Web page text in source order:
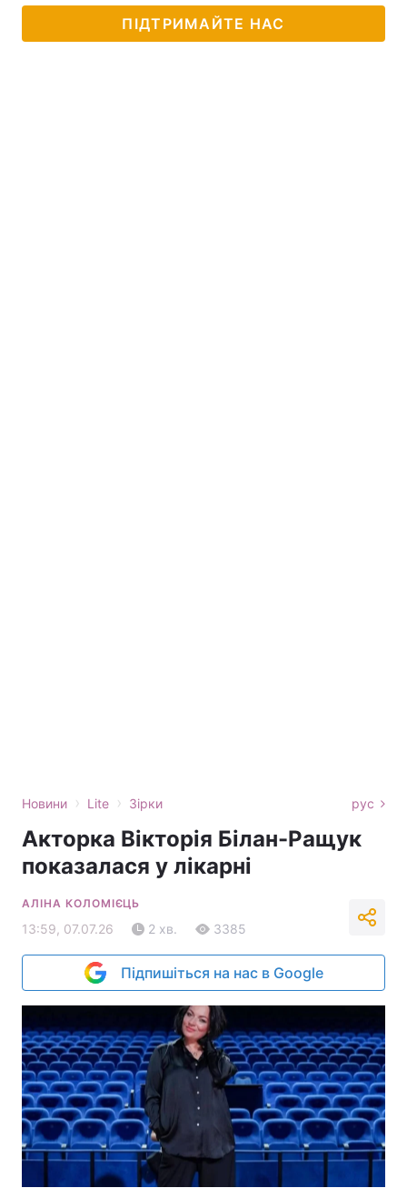
ПІДТРИМАЙТЕ НАС
Новини › Lite › Зірки рус
Акторка Вікторія Білан-Ращук
показалася у лікарні
АЛІНА КОЛОМІЄЦЬ
13:59, 07.07.26 2 хв. 3385
Підпишіться на нас в Google